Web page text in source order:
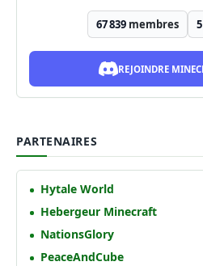
67 839 membres
REJOINDRE
PARTENAIRES
Hytale World
Hebergeur Minecraft
NationsGlory
PeaceAndCube